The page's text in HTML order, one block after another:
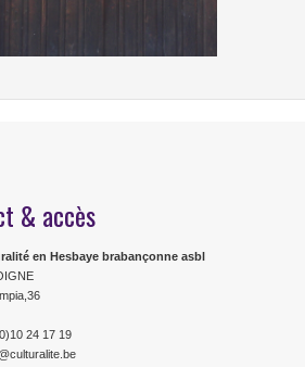
& accès
en Hesbaye brabançonne asbl
24 17 19